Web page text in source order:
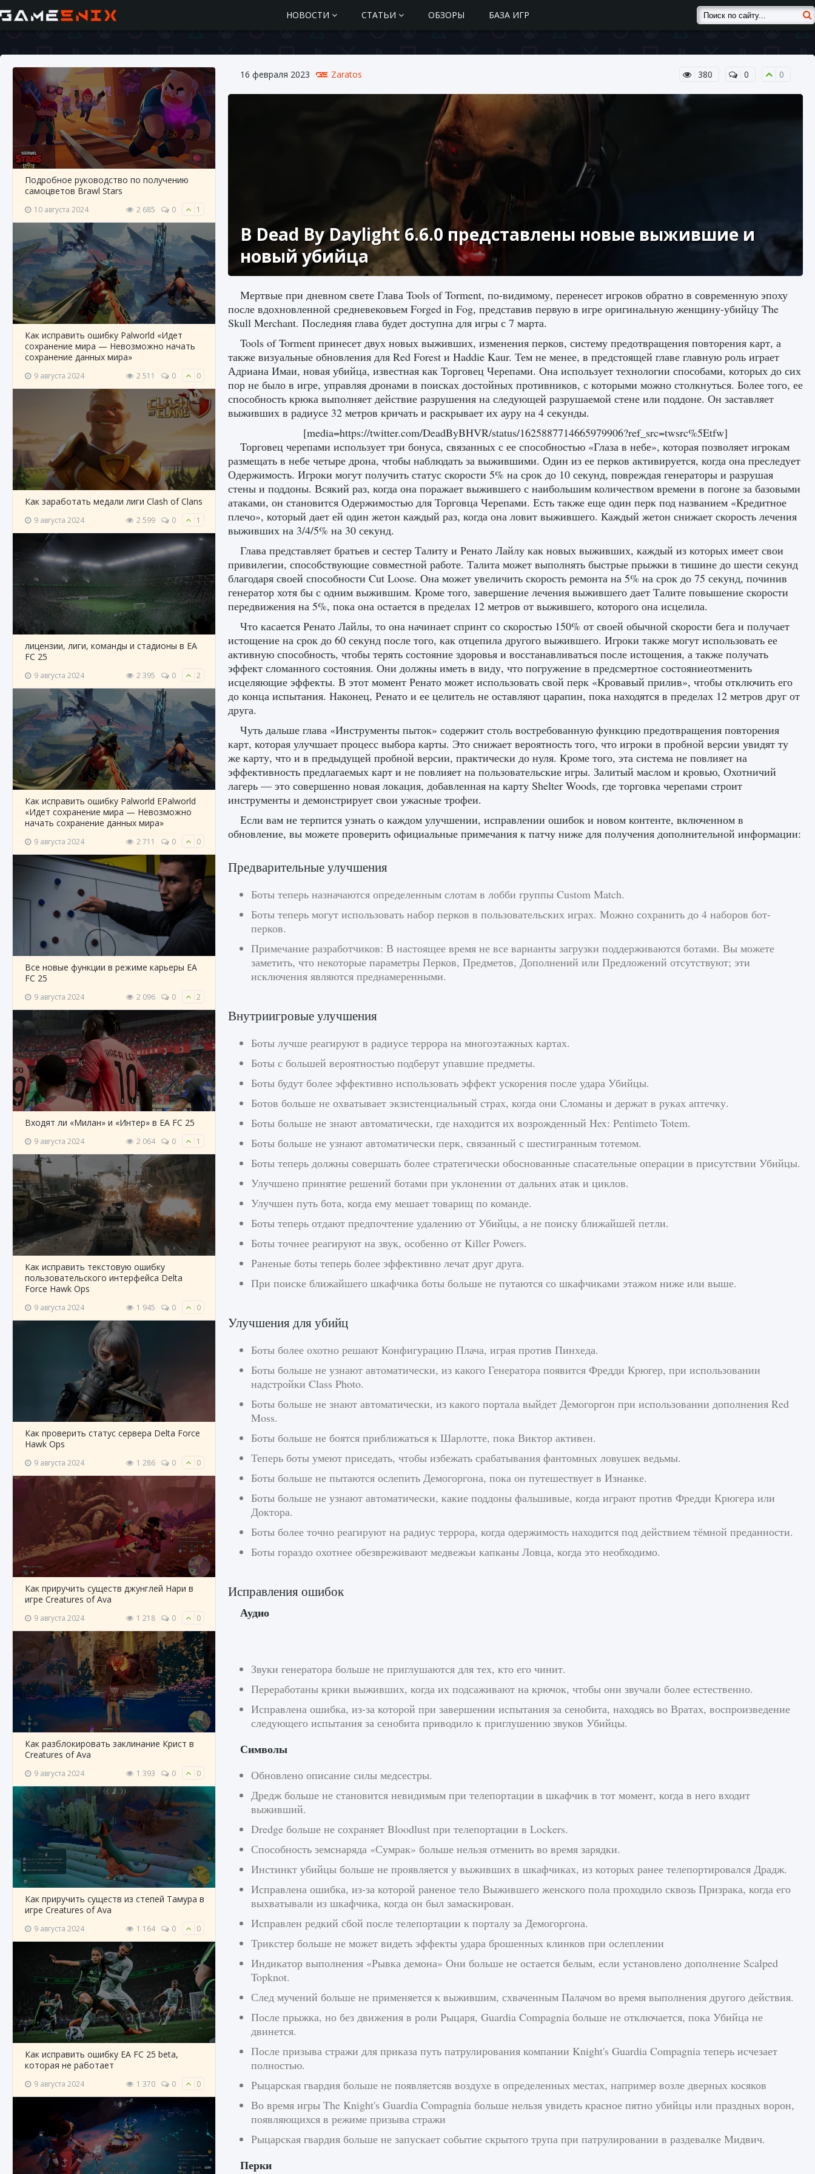
НОВОСТИ СТАТЬИ ОБЗОРЫ БАЗА ИГР
Подробное руководство по получению
самоцветов Brawl Stars
10 августа 2024 2 685 0 1
Как исправить ошибку Palworld «Идет
сохранение мира — Невозможно начать
сохранение данных мира»
9 августа 2024 2 511 0 0
Как заработать медали лиги Clash of Clans
9 августа 2024 2 599 0 1
лицензии, лиги, команды и стадионы в EA
FC 25
9 августа 2024 2 395 0 2
Как исправить ошибку Palworld EPalworld
«Идет сохранение мира — Невозможно
начать сохранение данных мира»
9 августа 2024 2 711 0 0
Все новые функции в режиме карьеры EA
FC 25
9 августа 2024 2 096 0 2
Входят ли «Милан» и «Интер» в EA FC 25
9 августа 2024 2 064 0 1
Как исправить текстовую ошибку
пользовательского интерфейса Delta
Force Hawk Ops
9 августа 2024 1 945 0 0
Как проверить статус сервера Delta Force
Hawk Ops
9 августа 2024 1 286 0 0
Как приручить существ джунглей Нари в
игре Creatures of Ava
9 августа 2024 1 218 0 0
Как разблокировать заклинание Крист в
Creatures of Ava
9 августа 2024 1 393 0 0
Как приручить существ из степей Тамура в
игре Creatures of Ava
9 августа 2024 1 164 0 0
Как исправить ошибку EA FC 25 beta,
которая не работает
9 августа 2024 1 370 0 0
16 февраля 2023 Zaratos 380 0 0
В Dead By Daylight 6.6.0 представлены новые выжившие и
новый убийца
Мертвые при дневном свете Глава Tools of Torment, по-видимому, перенесет игроков обратно в современную эпоху
после вдохновленной средневековьем Forged in Fog, представив первую в игре оригинальную женщину-убийцу The
Skull Merchant. Последняя глава будет доступна для игры с 7 марта.
Tools of Torment принесет двух новых выживших, изменения перков, систему предотвращения повторения карт, а
также визуальные обновления для Red Forest и Haddie Kaur. Тем не менее, в предстоящей главе главную роль играет
Адриана Имаи, новая убийца, известная как Торговец Черепами. Она использует технологии способами, которых до сих
пор не было в игре, управляя дронами в поисках достойных противников, с которыми можно столкнуться. Более того, ее
способность крюка выполняет действие разрушения на следующей разрушаемой стене или поддоне. Он заставляет
выживших в радиусе 32 метров кричать и раскрывает их ауру на 4 секунды.
[media=https://twitter.com/DeadByBHVR/status/1625887714665979906?ref_src=twsrc%5Etfw]
Торговец черепами использует три бонуса, связанных с ее способностью «Глаза в небе», которая позволяет игрокам
размещать в небе четыре дрона, чтобы наблюдать за выжившими. Один из ее перков активируется, когда она преследует
Одержимость. Игроки могут получить статус скорости 5% на срок до 10 секунд, повреждая генераторы и разрушая
стены и поддоны. Всякий раз, когда она поражает выжившего с наибольшим количеством времени в погоне за базовыми
атаками, он становится Одержимостью для Торговца Черепами. Есть также еще один перк под названием «Кредитное
плечо», который дает ей один жетон каждый раз, когда она ловит выжившего. Каждый жетон снижает скорость лечения
выживших на 3/4/5% на 30 секунд.
Глава представляет братьев и сестер Талиту и Ренато Лайлу как новых выживших, каждый из которых имеет свои
привилегии, способствующие совместной работе. Талита может выполнять быстрые прыжки в тишине до шести секунд
благодаря своей способности Cut Loose. Она может увеличить скорость ремонта на 5% на срок до 75 секунд, починив
генератор хотя бы с одним выжившим. Кроме того, завершение лечения выжившего дает Талите повышение скорости
передвижения на 5%, пока она остается в пределах 12 метров от выжившего, которого она исцелила.
Что касается Ренато Лайлы, то она начинает спринт со скоростью 150% от своей обычной скорости бега и получает
истощение на срок до 60 секунд после того, как отцепила другого выжившего. Игроки также могут использовать ее
активную способность, чтобы терять состояние здоровья и восстанавливаться после истощения, а также получать
эффект сломанного состояния. Они должны иметь в виду, что погружение в предсмертное состояниеотменить
исцеляющие эффекты. В этот момент Ренато может использовать свой перк «Кровавый прилив», чтобы отключить его
до конца испытания. Наконец, Ренато и ее целитель не оставляют царапин, пока находятся в пределах 12 метров друг от
друга.
Чуть дальше глава «Инструменты пыток» содержит столь востребованную функцию предотвращения повторения
карт, которая улучшает процесс выбора карты. Это снижает вероятность того, что игроки в пробной версии увидят ту
же карту, что и в предыдущей пробной версии, практически до нуля. Кроме того, эта система не повлияет на
эффективность предлагаемых карт и не повлияет на пользовательские игры. Залитый маслом и кровью, Охотничий
лагерь — это совершенно новая локация, добавленная на карту Shelter Woods, где торговка черепами строит
инструменты и демонстрирует свои ужасные трофеи.
Если вам не терпится узнать о каждом улучшении, исправлении ошибок и новом контенте, включенном в
обновление, вы можете проверить официальные примечания к патчу ниже для получения дополнительной информации:
Предварительные улучшения
Боты теперь назначаются определенным слотам в лобби группы Custom Match.
Боты теперь могут использовать набор перков в пользовательских играх. Можно сохранить до 4 наборов бот-
перков.
Примечание разработчиков: В настоящее время не все варианты загрузки поддерживаются ботами. Вы можете
заметить, что некоторые параметры Перков, Предметов, Дополнений или Предложений отсутствуют; эти
исключения являются преднамеренными.
Внутриигровые улучшения
Боты лучше реагируют в радиусе террора на многоэтажных картах.
Боты с большей вероятностью подберут упавшие предметы.
Боты будут более эффективно использовать эффект ускорения после удара Убийцы.
Ботов больше не охватывает экзистенциальный страх, когда они Сломаны и держат в руках аптечку.
Боты больше не знают автоматически, где находится их возрожденный Hex: Pentimeto Totem.
Боты больше не узнают автоматически перк, связанный с шестигранным тотемом.
Боты теперь должны совершать более стратегически обоснованные спасательные операции в присутствии Убийцы.
Улучшено принятие решений ботами при уклонении от дальних атак и циклов.
Улучшен путь бота, когда ему мешает товарищ по команде.
Боты теперь отдают предпочтение удалению от Убийцы, а не поиску ближайшей петли.
Боты точнее реагируют на звук, особенно от Killer Powers.
Раненые боты теперь более эффективно лечат друг друга.
При поиске ближайшего шкафчика боты больше не путаются со шкафчиками этажом ниже или выше.
Улучшения для убийц
Боты более охотно решают Конфигурацию Плача, играя против Пинхеда.
Боты больше не узнают автоматически, из какого Генератора появится Фредди Крюгер, при использовании
надстройки Class Photo.
Боты больше не знают автоматически, из какого портала выйдет Демогоргон при использовании дополнения Red
Moss.
Боты больше не боятся приближаться к Шарлотте, пока Виктор активен.
Теперь боты умеют приседать, чтобы избежать срабатывания фантомных ловушек ведьмы.
Боты больше не пытаются ослепить Демогоргона, пока он путешествует в Изнанке.
Боты больше не узнают автоматически, какие поддоны фальшивые, когда играют против Фредди Крюгера или
Доктора.
Боты более точно реагируют на радиус террора, когда одержимость находится под действием тёмной преданности.
Боты гораздо охотнее обезвреживают медвежьи капканы Ловца, когда это необходимо.
Исправления ошибок
Аудио
Звуки генератора больше не приглушаются для тех, кто его чинит.
Переработаны крики выживших, когда их подсаживают на крючок, чтобы они звучали более естественно.
Исправлена ​​ошибка, из-за которой при завершении испытания за сенобита, находясь во Вратах, воспроизведение
следующего испытания за сенобита приводило к приглушению звуков Убийцы.
Символы
Обновлено описание силы медсестры.
Дредж больше не становится невидимым при телепортации в шкафчик в тот момент, когда в него входит
выживший.
Dredge больше не сохраняет Bloodlust при телепортации в Lockers.
Способность земснаряда «Сумрак» больше нельзя отменить во время зарядки.
Инстинкт убийцы больше не проявляется у выживших в шкафчиках, из которых ранее телепортировался Драдж.
Исправлена ​​ошибка, из-за которой раненое тело Выжившего женского пола проходило сквозь Призрака, когда его
выхватывали из шкафчика, когда он был замаскирован.
Исправлен редкий сбой после телепортации к порталу за Демогоргона.
Трикстер больше не может видеть эффекты удара брошенных клинков при ослеплении
Индикатор выполнения «Рывка демона» Они больше не остается белым, если установлено дополнение Scalped
Topknot.
След мучений больше не применяется к выжившим, схваченным Палачом во время выполнения другого действия.
После прыжка, но без движения в роли Рыцаря, Guardia Compagnia больше не отключается, пока Убийца не
двинется.
После призыва стражи для приказа путь патрулирования компании Knight's Guardia Compagnia теперь исчезает
полностью.
Рыцарская гвардия больше не появляетсяв воздухе в определенных местах, например возле дверных косяков
Во время игры The Knight's Guardia Compagnia больше нельзя увидеть красное пятно убийцы или праздных ворон,
появляющихся в режиме призыва стражи
Рыцарская гвардия больше не запускает событие скрытого трупа при патрулировании в раздевалке Мидвич.
Перки